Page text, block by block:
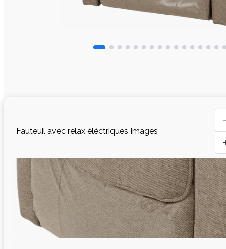
Fauteuil avec relax éléctriques Images